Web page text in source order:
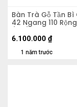
Bàn Trà Gỗ Tần Bì
42 Ngang 110
(cm)
1 năm trước
6.100.000 ₫